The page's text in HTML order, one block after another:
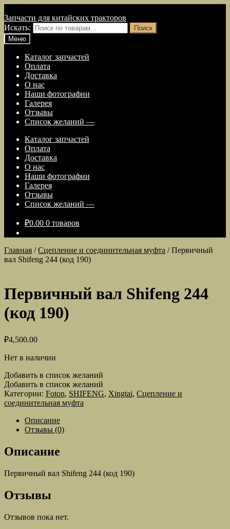
Запчасти для китайских тракторов
Искать:
Поиск
Меню
Каталог запчастей
Оплата
Доставка
О нас
Наши фотографии
Галерея
Отзывы
Список желаний —
Каталог запчастей
Оплата
Доставка
О нас
Наши фотографии
Галерея
Отзывы
Список желаний —
₽0.00 0 товаров
Главная /Сцепление и соединительная муфта /Первичный
вал Shifeng 244 (код 190)
Первичный вал Shifeng 244
(код 190)
₽4,500.00
Нет в наличии
Добавить в список желаний
Добавить в список желаний
Категории: Foton, SHIFENG, Xingtai, Сцепление и
соединительная муфта
Описание
Отзывы (0)
Описание
Первичный вал Shifeng 244 (код 190)
Отзывы
Отзывов пока нет.